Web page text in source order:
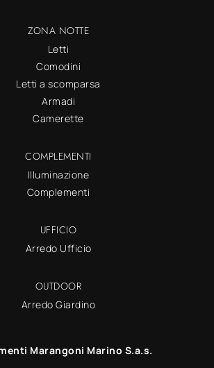
ZONA NOTTE
Letti
Comodini
Letti a scomparsa
Armadi
Camerette
COMPLEMENTI
Illuminazione
Complementi
UFFICIO
Arredo Ufficio
OUTDOOR
Arredo Giardino
Marangoni Marino S.a.s.